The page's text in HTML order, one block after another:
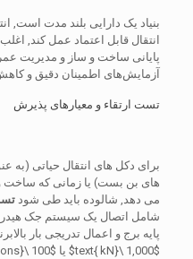
بنیاد یک دارایی بلند مدت است,
پایانی ساخت و ساز و مدیریت
آزمایش‌های اطمینان دقیق و
تست ارتقاء و معیارهای پذیرش
برای دکل های انتقال حیاتی (به
های بن بست) یا زمانی که
می دهد, شالوده باید طی شود
شامل اتصال یک سیستم جک
پایه برج و اعمال تدریجی بار
$1,000 \text{ kN}$
یا $100 \text{ tons}$